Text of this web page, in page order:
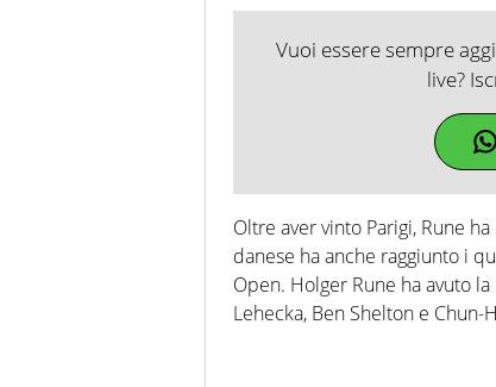
Vuoi essere sempre
live?
Oltre aver vinto Parigi, Rune
danese ha anche raggiunto i
Open. Holger Rune ha avuto
Lehecka, Ben Shelton e Chun-